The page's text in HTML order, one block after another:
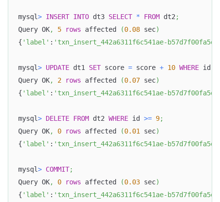
mysql> INSERT INTO dt3 SELECT * FROM dt2;
Query OK, 5 rows affected (0.08 sec)
{ 'label' : 'txn_insert_442a6311f6c541ae-
mysql> UPDATE dt1 SET score = score + 10 WHERE id
Query OK, 2 rows affected (0.07 sec)
{ 'label' : 'txn_insert_442a6311f6c541ae-
mysql> DELETE FROM dt2 WHERE id >= 9;
Query OK, 0 rows affected (0.01 sec)
{ 'label' : 'txn_insert_442a6311f6c541ae-
mysql> COMMIT;
Query OK, 0 rows affected (0.03 sec)
{ 'label' : 'txn_insert_442a6311f6c541ae-